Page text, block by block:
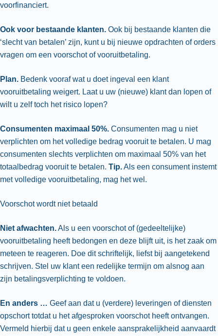
voorfinanciert.
Ook voor bestaande klanten. Ook bij bestaande klanten die
‘slecht van betalen’ zijn, kunt u bij nieuwe opdrachten of orders
vragen om een voorschot of vooruitbetaling.
Plan. Bedenk vooraf wat u doet ingeval een klant
vooruitbetaling weigert. Laat u uw (nieuwe) klant dan lopen of
wilt u zelf toch het risico lopen?
Consumenten maximaal 50%. Consumenten mag u niet
verplichten om het volledige bedrag vooruit te betalen. U mag
consumenten slechts verplichten om maximaal 50% van het
totaalbedrag vooruit te betalen. Tip.Als een consument instemt
met volledige vooruitbetaling, mag het wel.
Voorschot wordt niet betaald
Niet afwachten.Als u een voorschot of (gedeeltelijke)
vooruitbetaling heeft bedongen en deze blijft uit, is het zaak om
meteen te reageren. Doe dit schriftelijk, liefst bij aangetekend
schrijven. Stel uw klant een redelijke termijn om alsnog aan
zijn betalingsverplichting te voldoen.
En anders … Geef aan dat u (verdere) leveringen of diensten
opschort totdat u het afgesproken voorschot heeft ontvangen.
Vermeld hierbij dat u geen enkele aansprakelijkheid aanvaardt